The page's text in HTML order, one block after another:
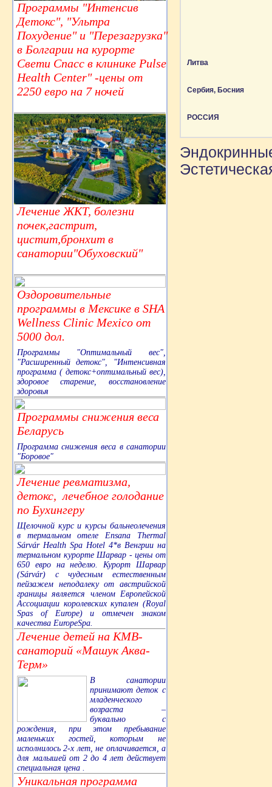
Программы "Интенсив
Детокс", "Ультра
Похудение" и "Перезагрузка"
в Болгарии на курорте
Свети Спасс в клинике Pulse
Health Center" -цены от
2250 евро на 7 ночей
Лечение ЖКТ, болезни
почек,гастрит,
цистит,бронхит в
санатории"Обуховский"
Оздоровительные
программы в Мексике в SHA
Wellness Clinic Mexico от
5000 дол.
Программы "Оптимальный вес",
"Расширенный детокс", "Интенсивная
программа ( детокс+оптимальный вес),
здоровое старение, восстановление
здоровья
Программы снижения веса
Беларусь
Программа снижения веса в санатории
"Боровое"
Лечение ревматизма,
детокс, лечебное голодание
по Бухингеру
Щелочной курс и курсы бальнеолечения
в термальном отеле Ensana Thermal
Sárvár Health Spa Hotel 4*в Венгрии на
термальном курорте Шарвар - цены от
650 евро на неделю. Курорт Шарвар
(Sárvár) с чудесным естественным
пейзажем неподалеку от австрийской
границы является членом Европейской
Ассоциации королевских купален (Royal
Spas of Europe) и отмечен знаком
качества EuropeSpa.
Лечение детей на КМВ-
санаторий «Машук Аква-
Терм»
В санатории
принимают деток с
младенческого
возраста –
буквально с
рождения, при этом пребывание
маленьких гостей, которым не
исполнилось 2-х лет, не оплачивается, а
для малышей от 2 до 4 лет действует
специальная цена .
Уникальная программа
Литва
Сербия, Босния
РОССИЯ